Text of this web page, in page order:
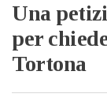
Una
per
Tortona